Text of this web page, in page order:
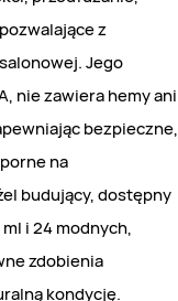
z
Jego
nie zawiera hemy ani
bezpieczne,
na
budujący, dostępny
i 24 modnych,
zdobienia
kondycję.